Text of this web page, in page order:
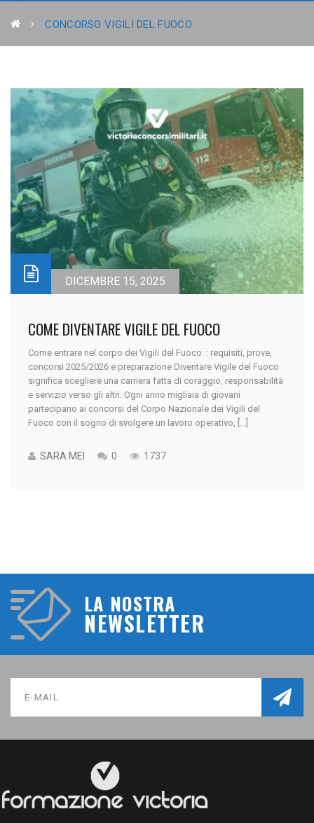
CONCORSO VIGILI DEL FUOCO
DICEMBRE 15, 2025
COME DIVENTARE VIGILE DEL FUOCO
Come entrare nel corpo dei Vigili del Fuoco: : requisiti, prove,
concorsi 2025/2026 e preparazione Diventare Vigile del Fuoco
significa scegliere una carriera fatta di coraggio, responsabilità
e servizio verso gli altri. Ogni anno migliaia di giovani
partecipano ai concorsi del Corpo Nazionale dei Vigili del
Fuoco con il sogno di svolgere un lavoro operativo, [...]
SARA MEI 0 1737
LA NOSTRA
NEWSLETTER